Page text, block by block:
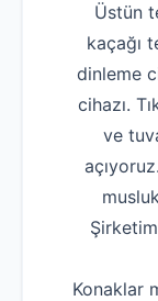
Üstün
kaçağı
dinleme
cihazı.
ve
Konaklar